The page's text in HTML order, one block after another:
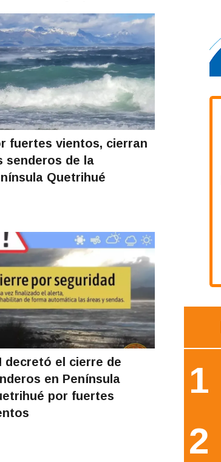
fuertes vientos, cierran
senderos de la
Quetrihué
decretó el cierre de
en Península
por fuertes
1
2